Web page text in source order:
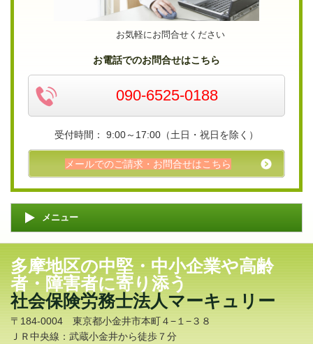
お気軽にお問合せください
お電話でのお問合せはこちら
090-6525-0188
受付時間： 9:00～17:00（土日・祝日を除く）
メールでのご請求・お問合せはこちら
メニュー
多摩地区の中堅・中小企業や高齢
者・障害者に寄り添う
社会保険労務士法人マーキュリー
〒184-0004 東京都小金井市本町４−１−３８
ＪＲ中央線：武蔵小金井から徒歩７分